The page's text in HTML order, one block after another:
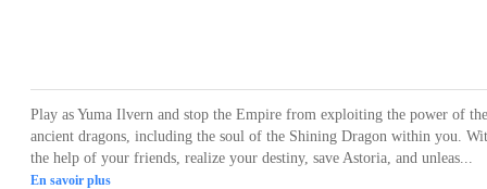
Play as Yuma Ilvern and stop the Empire from exploiting the power of the
ancient dragons, including the soul of the Shining Dragon within you.
the help of your friends, realize your destiny, save Astoria, and unleas...
En savoir plus